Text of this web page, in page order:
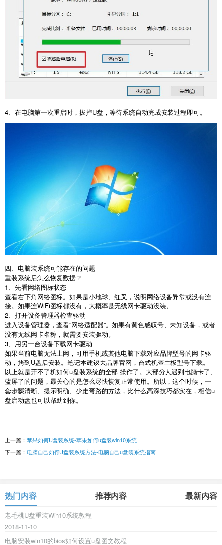
4、在电脑第一次重启时，拔掉U盘，等待系统自动完成安装过程即可。
四、电脑装系统可能存在的问题
重装系统后怎么恢复数据？
1、先看网络图标状态
查看右下角网络图标。如果是小地球、红叉，说明网络设备异常或没有连
接。如果连WiFi图标都没有，大概率是无线网卡驱动没装。
2、打开设备管理器检查驱动
进入设备管理器，查看“网络适配器”。如果有黄色感叹号、未知设备，或者
没有无线网卡名称，就需要安装驱动。
3、用另一台设备下载网卡驱动
如果当前电脑无法上网，可用手机或其他电脑下载对应品牌型号的网卡驱
动，拷到U盘后安装。笔记本建议去品牌官网，台式机查主板型号下载。
以上就是开不了机如何u盘装系统的全部 操作了。大部分人遇到电脑卡了、
蓝屏了的问题，最关心的是怎么尽快恢复正常使用。所以，这个时候，一
套步骤清晰、提示明确、少走弯路的方法，比什么高深技巧都实在，相信u
盘启动盘也可以帮助到你。
上一篇： 苹果如何U盘装系统-苹果如何u盘装win10系统
下一篇： 电脑自己如何U盘装系统方法-电脑自己u盘装系统指南
热门内容 推荐内容 最新内容
老毛桃U盘重装Win10系统教程
2018-11-10
电脑安装win10的bios如何设置u盘图文教程